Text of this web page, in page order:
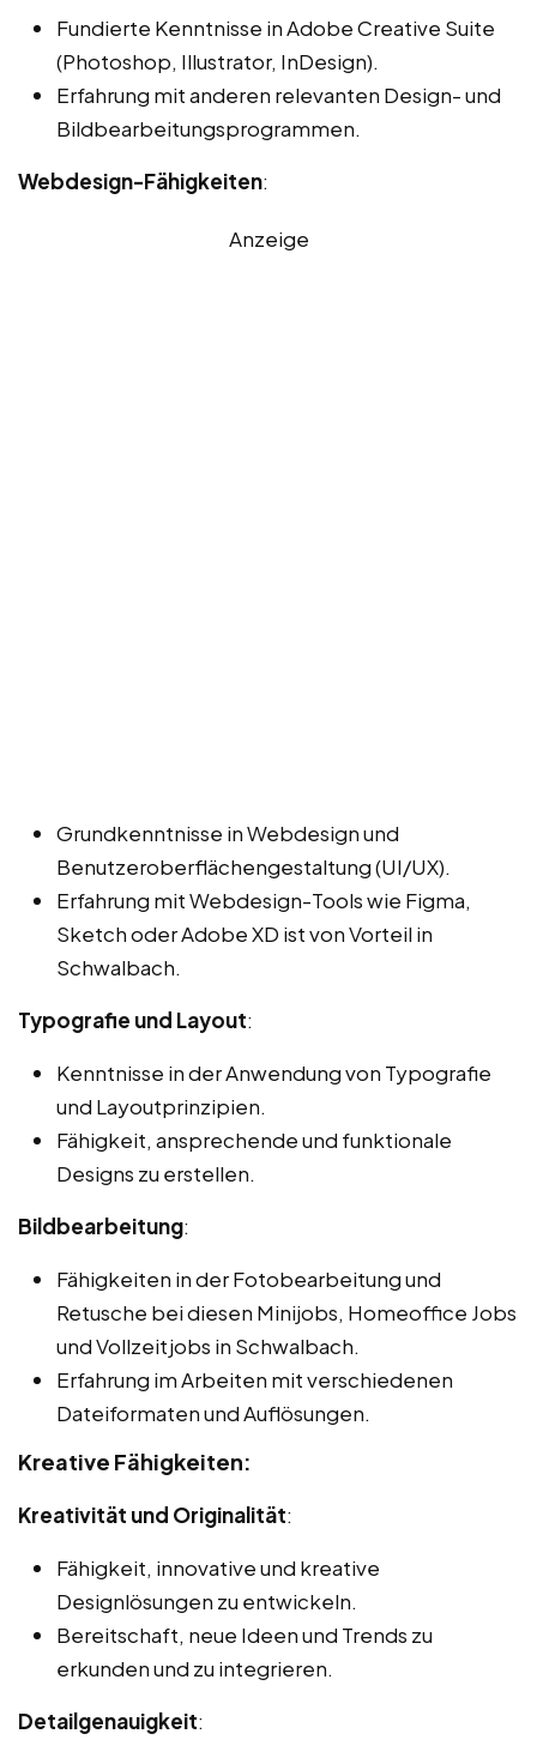
Fundierte Kenntnisse in Adobe Creative Suite
(Photoshop, Illustrator, InDesign).
Erfahrung mit anderen relevanten Design- und
Bildbearbeitungsprogrammen.
Webdesign-Fähigkeiten:
Anzeige
Grundkenntnisse in Webdesign und
Benutzeroberflächengestaltung (UI/UX).
Erfahrung mit Webdesign-Tools wie Figma,
Sketch oder Adobe XD ist von Vorteil in
Schwalbach.
Typografie und Layout:
Kenntnisse in der Anwendung von Typografie
und Layoutprinzipien.
Fähigkeit, ansprechende und funktionale
Designs zu erstellen.
Bildbearbeitung:
Fähigkeiten in der Fotobearbeitung und
Retusche bei diesen Minijobs, Homeoffice Jobs
und Vollzeitjobs in Schwalbach.
Erfahrung im Arbeiten mit verschiedenen
Dateiformaten und Auflösungen.
Kreative Fähigkeiten:
Kreativität und Originalität:
Fähigkeit, innovative und kreative
Designlösungen zu entwickeln.
Bereitschaft, neue Ideen und Trends zu
erkunden und zu integrieren.
Detailgenauigkeit: